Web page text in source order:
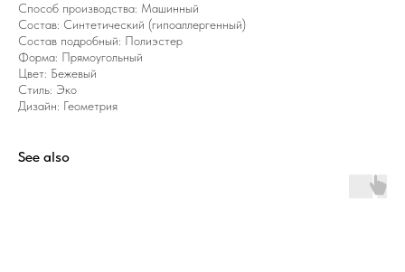
Способ производства: Машинный
Состав: Синтетический (гипоаллергенный)
Состав подробный: Полиэстер
Форма: Прямоугольный
Цвет: Бежевый
Стиль: Эко
Дизайн: Геометрия
See also